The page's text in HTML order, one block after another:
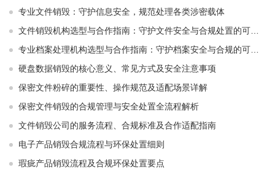
专业文件销毁：守护信息安全，规范处理各类涉密载体
文件销毁机构选型与合作指南：守护文件安全与合规处置的可靠选择
专业档案处理机构选型与合作指南：守护档案安全与合规的可靠伙伴
硬盘数据销毁的核心意义、常见方式及安全注意事项
保密文件粉碎的重要性、操作规范及适配场景详解
保密文件销毁的合规管理与安全处置全流程解析
文件销毁公司的服务流程、合规标准及合作适配指南
电子产品销毁合规流程与环保处置细则
瑕疵产品销毁流程及合规环保处置要点